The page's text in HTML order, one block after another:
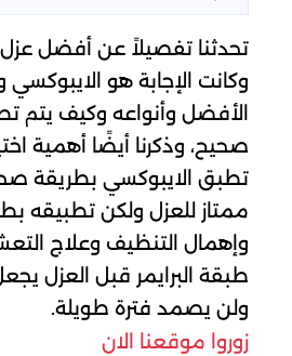
تحدثنا تفصيلاً عن أفضل عزل
وكانت الإجابة هو
الأفضل وأنواعه وكيف يتم
صحيح، وذكرنا أيضًا أهمية
تطبق الايبوكسي بطريقة
ممتاز للعزل ولكن تطبيقه
وإهمال التنظيف وعلاج
طبقة البرايمر قبل العزل
ولن يصمد فترة طويلة.
زوروا موقعنا الان